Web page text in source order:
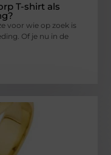
T-shirt als
voor wie op zoek is
Of je nu in de